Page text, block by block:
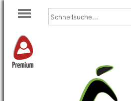
Premium